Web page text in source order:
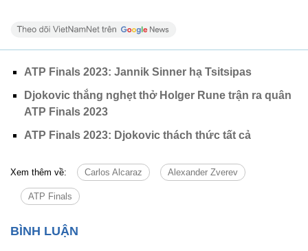
ATP Finals 2023: Jannik Sinner hạ Tsitsipas
Djokovic thắng nghẹt thở Holger Rune trận ra quân
ATP Finals 2023
ATP Finals 2023: Djokovic thách thức tất cả
Xem thêm về: Carlos Alcaraz Alexander Zverev
ATP Finals